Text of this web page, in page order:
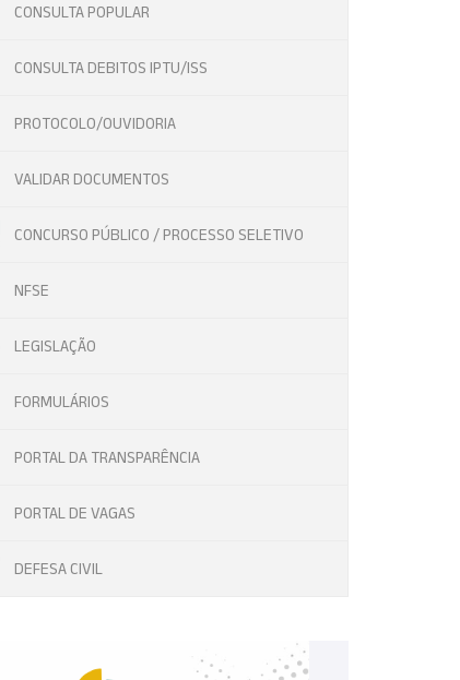
CONSULTA POPULAR
CONSULTA DEBITOS IPTU/ISS
PROTOCOLO/OUVIDORIA
VALIDAR DOCUMENTOS
CONCURSO PÚBLICO / PROCESSO SELETIVO
NFSE
LEGISLAÇÃO
FORMULÁRIOS
PORTAL DA TRANSPARÊNCIA
PORTAL DE VAGAS
DEFESA CIVIL